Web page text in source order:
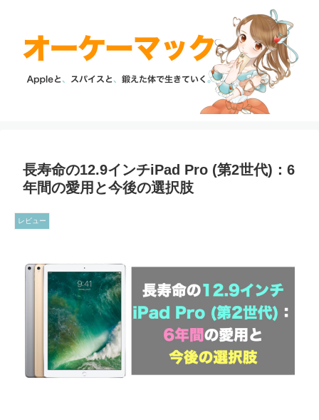
長寿命の12.9インチiPad Pro (第2世代)：6
年間の愛用と今後の選択肢
レビュー